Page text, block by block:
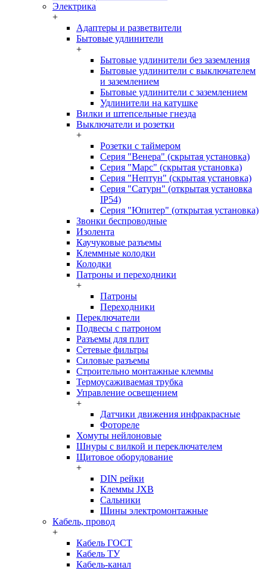
Электрика
+
Адаптеры и разветвители
Бытовые удлинители
+
Бытовые удлинители без заземления
Бытовые удлинители с выключателем
и заземлением
Бытовые удлинители с заземлением
Удлинители на катушке
Вилки и штепсельные гнезда
Выключатели и розетки
+
Розетки с таймером
Серия "Венера" (скрытая установка)
Серия "Марс" (скрытая установка)
Серия "Нептун" (скрытая установка)
Серия "Сатурн" (открытая установка
IP54)
Серия "Юпитер" (открытая установка)
Звонки беспроводные
Изолента
Каучуковые разъемы
Клеммные колодки
Колодки
Патроны и переходники
+
Патроны
Переходники
Переключатели
Подвесы с патроном
Разъемы для плит
Сетевые фильтры
Силовые разъемы
Строительно монтажные клеммы
Термоусаживаемая трубка
Управление освещением
+
Датчики движения инфракрасные
Фотореле
Хомуты нейлоновые
Шнуры с вилкой и переключателем
Щитовое оборудование
+
DIN рейки
Клеммы JXB
Сальники
Шины электромонтажные
Кабель, провод
+
Кабель ГОСТ
Кабель ТУ
Кабель-канал